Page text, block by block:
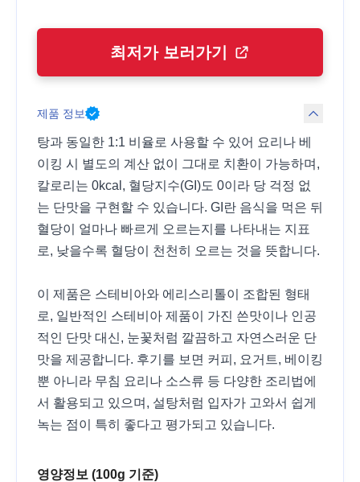
최저가 보러가기
제품 정보
탕과 동일한 1:1 비율로 사용할 수 있어 요리나 베
이킹 시 별도의 계산 없이 그대로 치환이 가능하며,
칼로리는 0kcal, 혈당지수(GI)도 0이라 당 걱정 없
는 단맛을 구현할 수 있습니다. GI란 음식을 먹은 뒤
혈당이 얼마나 빠르게 오르는지를 나타내는 지표
로, 낮을수록 혈당이 천천히 오르는 것을 뜻합니다.
이 제품은 스테비아와 에리스리톨이 조합된 형태
로, 일반적인 스테비아 제품이 가진 쓴맛이나 인공
적인 단맛 대신, 눈꽃처럼 깔끔하고 자연스러운 단
맛을 제공합니다. 후기를 보면 커피, 요거트, 베이킹
뿐 아니라 무침 요리나 소스류 등 다양한 조리법에
서 활용되고 있으며, 설탕처럼 입자가 고와서 쉽게
녹는 점이 특히 좋다고 평가되고 있습니다.
영양정보 (100g 기준)